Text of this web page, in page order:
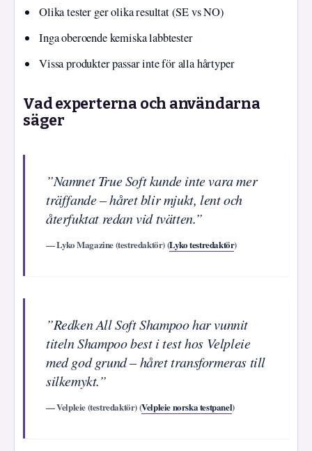
Olika tester ger olika resultat (SE vs NO)
Inga oberoende kemiska labbtester
Vissa produkter passar inte för alla hårtyper
Vad experterna och användarna
säger
”Namnet True Soft kunde inte vara mer
träffande – håret blir mjukt, lent och
återfuktat redan vid tvätten.”
— Lyko Magazine (testredaktör) (Lyko testredaktör)
”Redken All Soft Shampoo har vunnit
titeln Shampoo best i test hos Velpleie
med god grund – håret transformeras till
silkemykt.”
— Velpleie (testredaktör) (Velpleie norska testpanel)